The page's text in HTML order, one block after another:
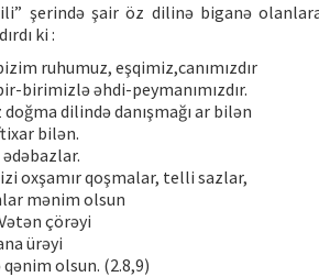
şerində şair öz dilinə biganə
ki :
ruhumuz, eşqimiz,canımızdır
birimizlə əhdi-peymanımızdır.
doğma dilində danışmağı ar bilən
bilən.
ədəbazlar.
oxşamır qoşmalar, telli sazlar,
mənim olsun
çörəyi
ürəyi
olsun. (2.8,9)